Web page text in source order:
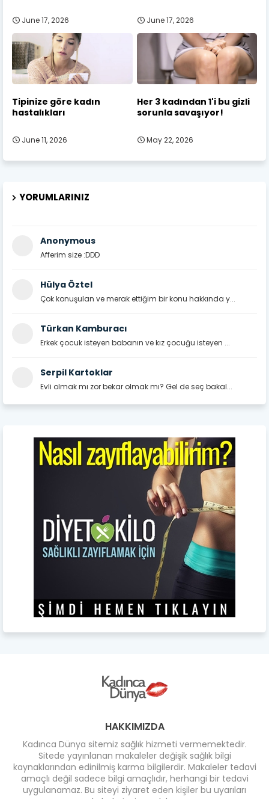
June 17, 2026 June 17, 2026
Tipinize göre kadın
hastalıkları
June 11, 2026
Her 3 kadından 1'i bu gizli
sorunla savaşıyor!
May 22, 2026
YORUMLARINIZ
Anonymous
Afferim size :DDD
Hülya Öztel
Çok konuşulan ve merak ettiğim bir konu hakkında y...
Türkan Kamburacı
Erkek çocuk isteyen babanın ve kız çocuğu isteyen ...
Serpil Kartoklar
Evli olmak mı zor bekar olmak mı? Gel de seç bakal...
HAKKIMIZDA
Kadınca Dünya sitemiz sağlık hizmeti vermemektedir.
Sitede yayınlanan makaleler değişik sağlık bilgi
kaynaklarından edinilmiş karma bilgilerdir. Makaleler tedavi
amaçlı değil sadece bilgi amaçlıdır, herhangi bir tedavi
uygulanamaz. Bu siteyi ziyaret eden kişiler bu uyarıları